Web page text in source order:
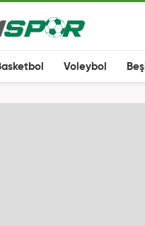
Voleybol